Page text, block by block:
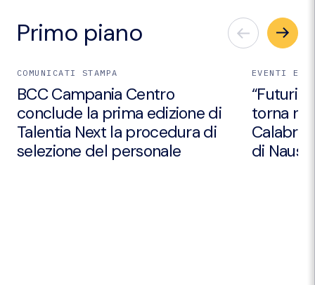
Primo piano
COMUNICATI STAMPA
BCC Campania Centro
conclude la prima edizione di
Talentia Next la procedura di
selezione del personale
EVENTI E
“Futuri
torna
Calabria
di